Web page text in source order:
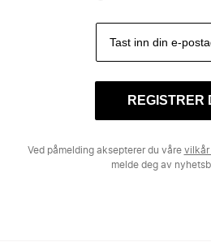
REGISTRER
Ved påmelding aksepterer du våre vilkår
melde deg av